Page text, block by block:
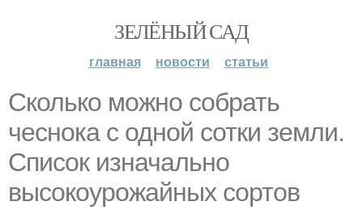
ЗЕЛЁНЫЙ САД
главная новости статьи
Сколько можно собрать
чеснока с одной сотки земли.
Список изначально
высокоурожайных сортов